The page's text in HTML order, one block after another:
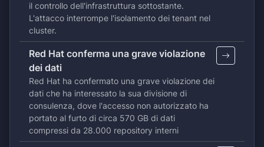
il controllo dell'infrastruttura sottostante.
L'attacco interrompe l'isolamento dei tenant nel
cluster.
Red Hat conferma una grave violazione
dei dati
Red Hat ha confermato una grave violazione dei
dati che ha interessato la sua divisione di
consulenza, dove l'accesso non autorizzato ha
portato al furto di circa 570 GB di dati
compressi da 28.000 repository interni